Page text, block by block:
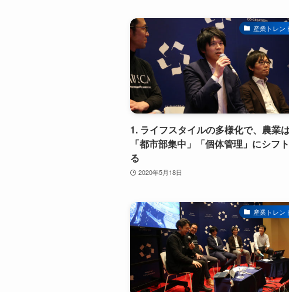
産業トレン
1. ライフスタイルの多様化で、農業
「都市部集中」「個体管理」にシフ
る
2020年5月18日
産業トレン